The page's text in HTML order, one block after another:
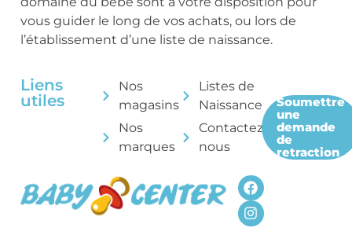
vous guider le long de vos achats, ou lors de
l’établissement d’une liste de naissance.
Liens
utiles
Nos
magasins
Nos
marques
Listes de
Naissance
Contactez-
nous
Soumettre
une
demande
de
retraction